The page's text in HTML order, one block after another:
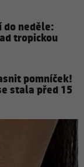
do neděle:
tropickou
pomníček!
stala před 15